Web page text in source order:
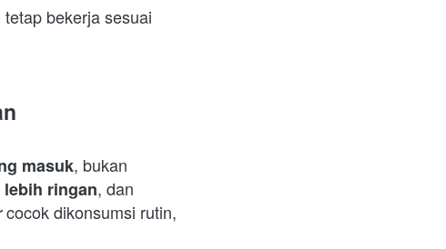
bekerja sesuai
masuk, bukan
lebih ringan, dan
cocok dikonsumsi rutin,